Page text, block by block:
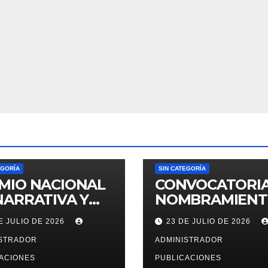
NACIONAL
Y
JOSE
ARGUEDAS
JULIO DE 2026
SIN CATEGORÍA
DE PERSONAL
DECRETO
LEGISLATIVO
2026
23 DE JULIO DE 2026
ADMINISTRADOR
PUBLICACIONES